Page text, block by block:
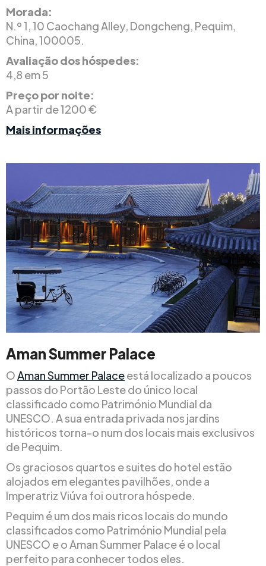
Morada:
N.º 1, 10 Caochang Alley, Dongcheng, Pequim,
China, 100005.
Avaliação dos hóspedes:
4,8 em 5
Preço por noite:
A partir de 1200 €
Mais informações
Aman Summer Palace
OAman Summer Palaceestá localizado a poucos
passos do Portão Leste do único local
classificado como Património Mundial da
UNESCO. A sua entrada privada nos jardins
históricos torna-o num dos locais mais exclusivos
de Pequim.
Os graciosos quartos e suites do hotel estão
alojados em elegantes pavilhões, onde a
Imperatriz Viúva foi outrora hóspede.
Pequim é um dos mais ricos locais do mundo
classificados como Património Mundial pela
UNESCO e o Aman Summer Palace é o local
perfeito para conhecer todos eles.